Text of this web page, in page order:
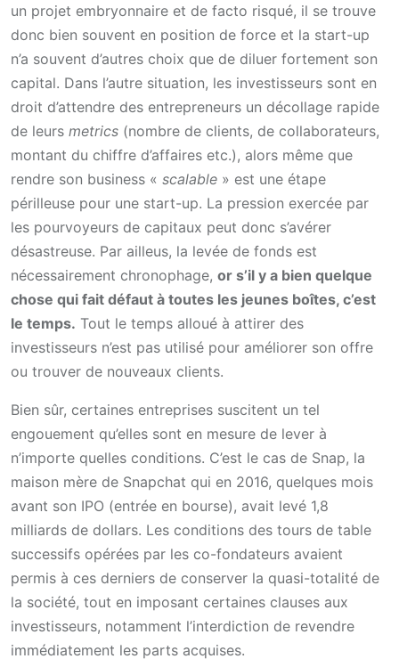
un projet embryonnaire et de facto risqué, il se trouve
donc bien souvent en position de force et la start-up
n’a souvent d’autres choix que de diluer fortement son
capital. Dans l’autre situation, les investisseurs sont en
droit d’attendre des entrepreneurs un décollage rapide
de leurs metrics (nombre de clients, de collaborateurs,
montant du chiffre d’affaires etc.), alors même que
rendre son business « scalable » est une étape
périlleuse pour une start-up. La pression exercée par
les pourvoyeurs de capitaux peut donc s’avérer
désastreuse. Par ailleus, la levée de fonds est
nécessairement chronophage, or s’il y a bien quelque
chose qui fait défaut à toutes les jeunes boîtes, c’est
le temps. Tout le temps alloué à attirer des
investisseurs n’est pas utilisé pour améliorer son offre
ou trouver de nouveaux clients.
Bien sûr, certaines entreprises suscitent un tel
engouement qu’elles sont en mesure de lever à
n’importe quelles conditions. C’est le cas de Snap, la
maison mère de Snapchat qui en 2016, quelques mois
avant son IPO (entrée en bourse), avait levé 1,8
milliards de dollars. Les conditions des tours de table
successifs opérées par les co-fondateurs avaient
permis à ces derniers de conserver la quasi-totalité de
la société, tout en imposant certaines clauses aux
investisseurs, notamment l’interdiction de revendre
immédiatement les parts acquises.